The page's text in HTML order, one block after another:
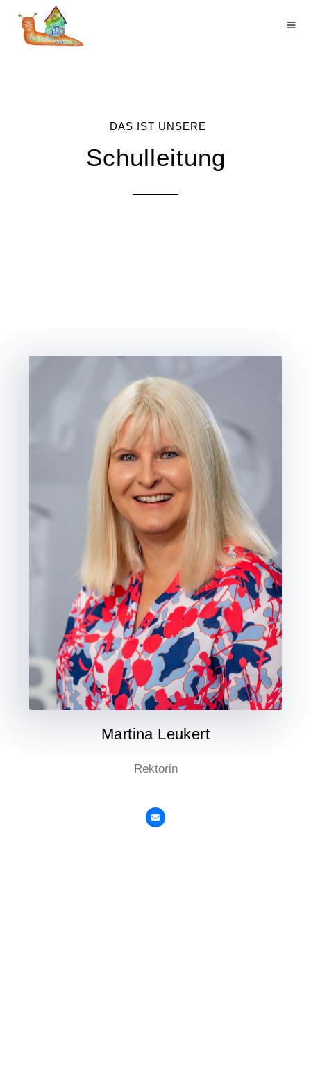
DAS IST UNSERE
Schulleitung
Martina Leukert
Rektorin